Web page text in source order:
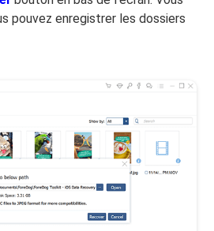
pouvez enregistrer les dossiers